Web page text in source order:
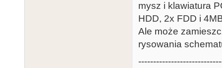
mysz i klawiatura
HDD, 2x FDD i
Ale może
rysowania